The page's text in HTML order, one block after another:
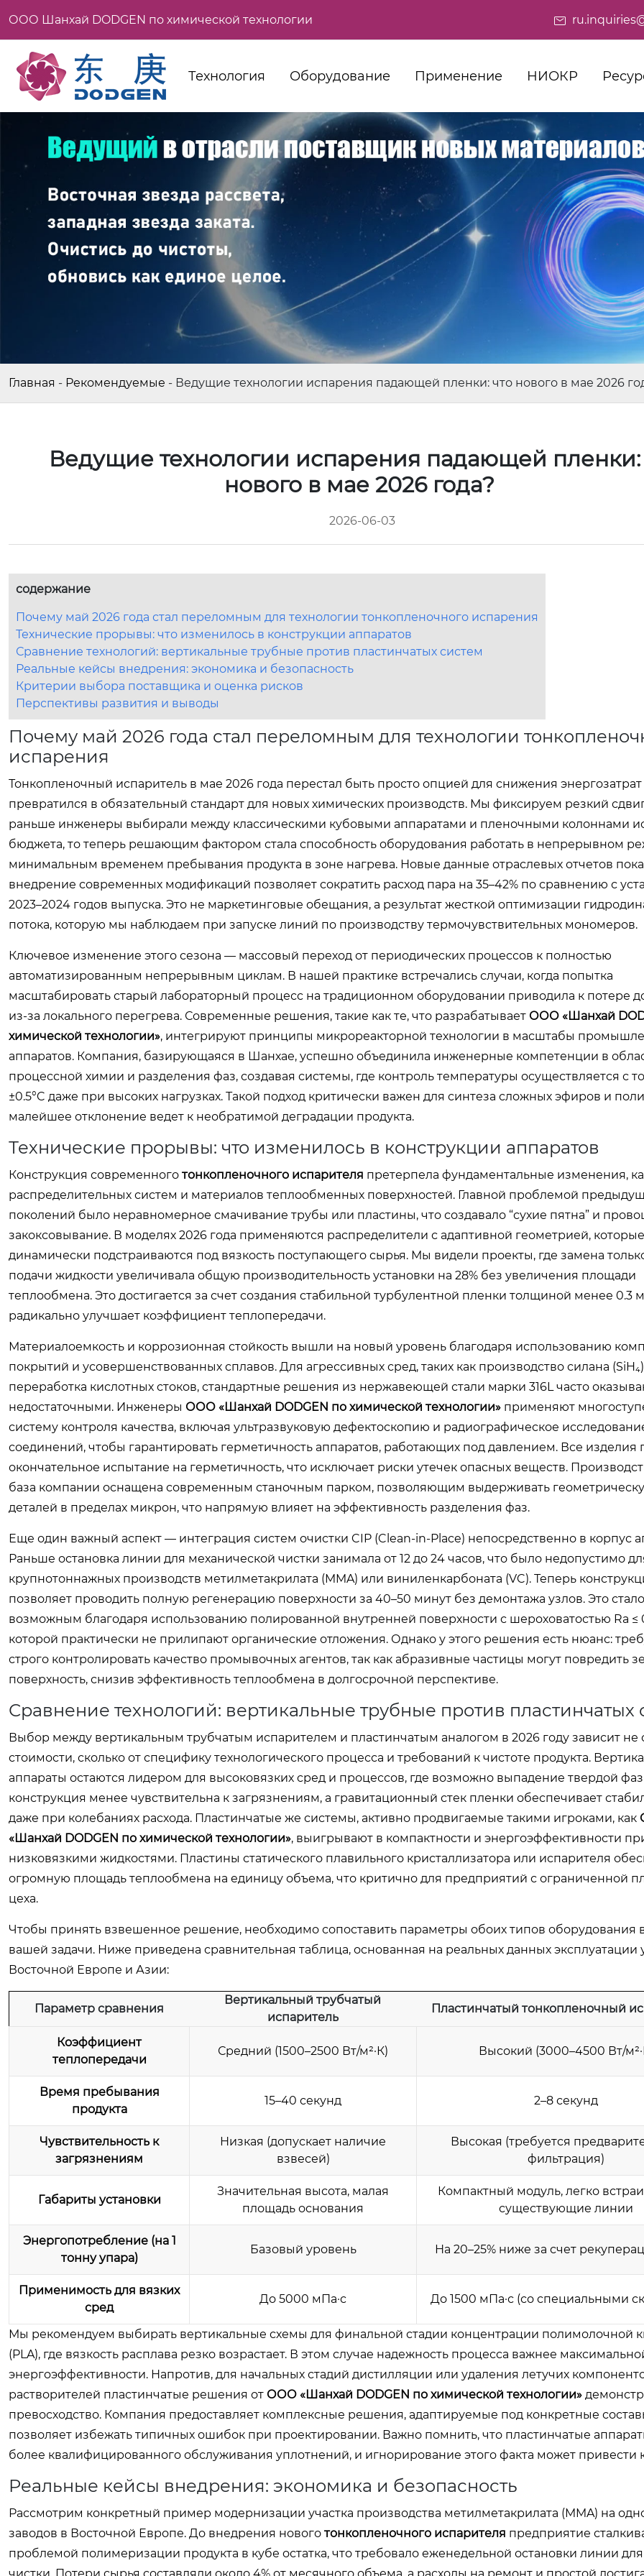
ООО Шанхай DODGEN по химической технологии
Технология Оборудование Применение НИОКР
Главная - Рекомендуемые - Ведущие технологии испарения падающей пленки: что нового в мае 2026
Ведущие технологии испарения падающей пленки:
нового в мае 2026 года?
2026-06-03
содержание
Почему май 2026 года стал переломным для технологии тонкопленочного испарения
Технические прорывы: что изменилось в конструкции аппаратов
Сравнение технологий: вертикальные трубные против пластинчатых систем
Реальные кейсы внедрения: экономика и безопасность
Критерии выбора поставщика и оценка рисков
Перспективы развития и выводы
Почему май 2026 года стал переломным для технологии
испарения
Тонкопленочный испаритель в мае 2026 года перестал быть просто опцией для снижения энергозатрат
превратился в обязательный стандарт для новых химических производств. Мы фиксируем резкий
раньше инженеры выбирали между классическими кубовыми аппаратами и пленочными колоннами
бюджета, то теперь решающим фактором стала способность оборудования работать в непрерывном
минимальным временем пребывания продукта в зоне нагрева. Новые данные отраслевых отчетов
внедрение современных модификаций позволяет сократить расход пара на 35–42% по сравнению с
2023–2024 годов выпуска. Это не маркетинговые обещания, а результат жесткой оптимизации
потока, которую мы наблюдаем при запуске линий по производству термочувствительных мономеров.
Ключевое изменение этого сезона — массовый переход от периодических процессов к полностью
автоматизированным непрерывным циклам. В нашей практике встречались случаи, когда попытка
масштабировать старый лабораторный процесс на традиционном оборудовании приводила к потере до
из-за локального перегрева. Современные решения, такие как те, что разрабатывает ООО «Шанхай
химической технологии», интегрируют принципы микрореакторной технологии в масштабы
аппаратов. Компания, базирующаяся в Шанхае, успешно объединила инженерные компетенции в
процессной химии и разделения фаз, создавая системы, где контроль температуры осуществляется с
±0.5°C даже при высоких нагрузках. Такой подход критически важен для синтеза сложных эфиров и
малейшее отклонение ведет к необратимой деградации продукта.
Технические прорывы: что изменилось в конструкции аппаратов
Конструкция современного тонкопленочного испарителя претерпела фундаментальные изменения,
распределительных систем и материалов теплообменных поверхностей. Главной проблемой
поколений было неравномерное смачивание трубы или пластины, что создавало “сухие пятна” и
закоксовывание. В моделях 2026 года применяются распределители с адаптивной геометрией, которые
динамически подстраиваются под вязкость поступающего сырья. Мы видели проекты, где замена
подачи жидкости увеличивала общую производительность установки на 28% без увеличения площади
теплообмена. Это достигается за счет создания стабильной турбулентной пленки толщиной менее 0.3
радикально улучшает коэффициент теплопередачи.
Материалоемкость и коррозионная стойкость вышли на новый уровень благодаря использованию
покрытий и усовершенствованных сплавов. Для агрессивных сред, таких как производство силана
переработка кислотных стоков, стандартные решения из нержавеющей стали марки 316L часто
недостаточными. Инженеры ООО «Шанхай DODGEN по химической технологии» применяют
систему контроля качества, включая ультразвуковую дефектоскопию и радиографическое
соединений, чтобы гарантировать герметичность аппаратов, работающих под давлением. Все изделия
окончательное испытание на герметичность, что исключает риски утечек опасных веществ.
база компании оснащена современным станочным парком, позволяющим выдерживать
деталей в пределах микрон, что напрямую влияет на эффективность разделения фаз.
Еще один важный аспект — интеграция систем очистки CIP (Clean-in-Place) непосредственно в корпус
Раньше остановка линии для механической чистки занимала от 12 до 24 часов, что было недопустимо
крупнотоннажных производств метилметакрилата (MMA) или виниленкарбоната (VC). Теперь
позволяет проводить полную регенерацию поверхности за 40–50 минут без демонтажа узлов. Это стало
возможным благодаря использованию полированной внутренней поверхности с шероховатостью Ra ≤
которой практически не прилипают органические отложения. Однако у этого решения есть нюанс:
строго контролировать качество промывочных агентов, так как абразивные частицы могут повредить
поверхность, снизив эффективность теплообмена в долгосрочной перспективе.
Сравнение технологий: вертикальные трубные против пластинчатых
Выбор между вертикальным трубчатым испарителем и пластинчатым аналогом в 2026 году зависит не
стоимости, сколько от специфику технологического процесса и требований к чистоте продукта.
аппараты остаются лидером для высоковязких сред и процессов, где возможно выпадение твердой
конструкция менее чувствительна к загрязнениям, а гравитационный стек пленки обеспечивает
даже при колебаниях расхода. Пластинчатые же системы, активно продвигаемые такими игроками, как
«Шанхай DODGEN по химической технологии», выигрывают в компактности и энергоэффективности
низковязкими жидкостями. Пластины статического плавильного кристаллизатора или испарителя
огромную площадь теплообмена на единицу объема, что критично для предприятий с ограниченной
цеха.
Чтобы принять взвешенное решение, необходимо сопоставить параметры обоих типов оборудования в
вашей задачи. Ниже приведена сравнительная таблица, основанная на реальных данных эксплуатации
Восточной Европе и Азии:
Параметр сравнения
Вертикальный трубчатый
испаритель
Пластинчатый тонкопленочный
Коэффициент
теплопередачи
Средний (1500–2500 Вт/м²·К) Высокий (3000–4500 Вт/
Время пребывания
продукта
15–40 секунд 2–8 секунд
Чувствительность к
загрязнениям
Низкая (допускает наличие
взвесей)
Высокая (требуется
фильтрация)
Габариты установки
Значительная высота, малая
площадь основания
Компактный модуль, легко
существующие линии
Энергопотребление (на 1
тонну упара)
Базовый уровень На 20–25% ниже за счет
Применимость для вязких
сред
До 5000 мПа·с До 1500 мПа·с (со специальными
Мы рекомендуем выбирать вертикальные схемы для финальной стадии концентрации полимолочной
(PLA), где вязкость расплава резко возрастает. В этом случае надежность процесса важнее
энергоэффективности. Напротив, для начальных стадий дистилляции или удаления летучих
растворителей пластинчатые решения от ООО «Шанхай DODGEN по химической технологии»
превосходство. Компания предоставляет комплексные решения, адаптируемые под конкретные
позволяет избежать типичных ошибок при проектировании. Важно помнить, что пластинчатые
более квалифицированного обслуживания уплотнений, и игнорирование этого факта может привести
Реальные кейсы внедрения: экономика и безопасность
Рассмотрим конкретный пример модернизации участка производства метилметакрилата (MMA) на
заводов в Восточной Европе. До внедрения нового тонкопленочного испарителя предприятие
проблемой полимеризации продукта в кубе остатка, что требовало еженедельной остановки линии